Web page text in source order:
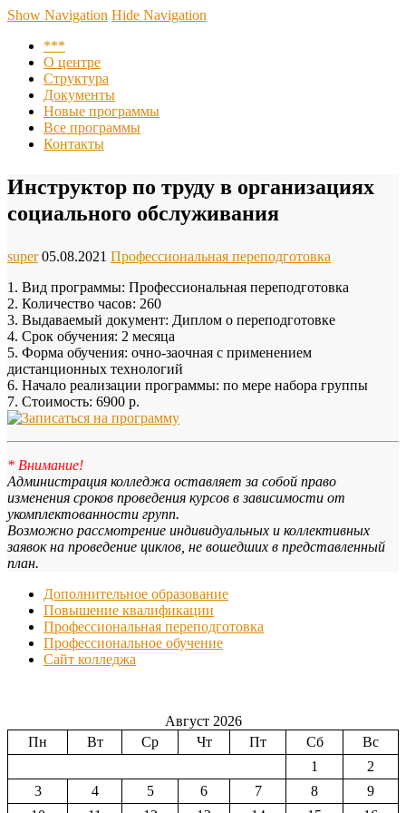
Центр повышения квалификации, подготовки и
Шамиля
Show Navigation Hide Navigation
***
О центре
Структура
Документы
Новые программы
Все программы
Контакты
Инструктор по труду в организациях
социального обслуживания
super 05.08.2021 Профессиональная переподготовка
1. Вид программы: Профессиональная переподготовка
2. Количество часов: 260
3. Выдаваемый документ: Диплом о переподготовке
4. Срок обучения: 2 месяца
5. Форма обучения: очно-заочная с применением
дистанционных технологий
6. Начало реализации программы: по мере набора группы
7. Стоимость: 6900 р.
* Внимание!
Администрация колледжа оставляет за собой право
изменения сроков проведения курсов в зависимости от
укомплектованности групп.
Возможно рассмотрение индивидуальных и коллективных
заявок на проведение циклов, не вошедших в представленный
план.
Дополнительное образование
Повышение квалификации
Профессиональная переподготовка
Профессиональное обучение
Сайт колледжа
Август 2026
Пн
Вт Ср Чт Пт Сб
Вс
1
2
3
4 5 6 7 8
9